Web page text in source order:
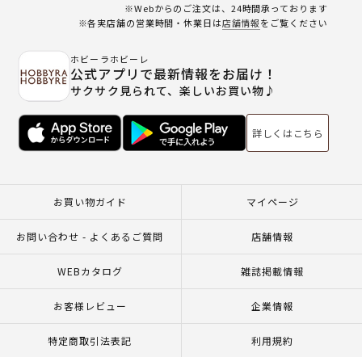
※Webからのご注文は、24時間承っております
※各実店舗の営業時間・休業日は店舗情報をご覧ください
ホビーラホビーレ
公式アプリで最新情報をお届け！
サクサク見られて、楽しいお買い物♪
詳しくはこちら
お買い物ガイド マイページ
お問い合わせ - よくあるご質問 店舗情報
WEBカタログ 雑誌掲載情報
お客様レビュー 企業情報
特定商取引法表記 利用規約